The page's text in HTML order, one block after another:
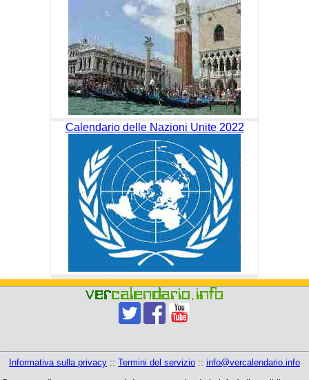
Calendario delle Nazioni Unite 2022
Informativa sulla privacy :: Termini del servizio :: info@vercalendario.info